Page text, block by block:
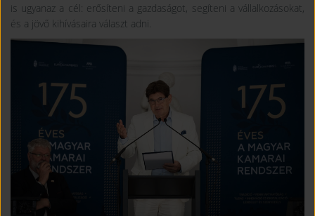
is ugyanaz a cél: erősíteni a gazdaságot, segíteni a vállalkozásokat,
és a jövő kihívásaira választ adni.